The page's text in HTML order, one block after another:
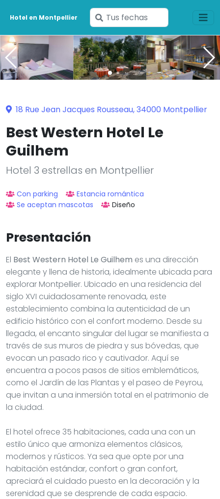
Hotel en Montpellier
Ingresa
tus
fechas
18 Rue Jean Jacques Rousseau, 34000 Montpellier
Best Western Hotel Le
Guilhem
Hotel 3 estrellas en Montpellier
Con parking
Estancia romántica
Se aceptan mascotas
Diseño
Presentación
El Best Western Hotel Le Guilhem es una dirección
elegante y llena de historia, idealmente ubicada para
explorar Montpellier. Ubicado en una residencia del
siglo XVI cuidadosamente renovada, este
establecimiento combina la autenticidad de un
edificio histórico con el confort moderno. Desde su
llegada, el encanto singular del lugar se manifiesta a
través de sus muros de piedra y sus bóvedas, que
evocan un pasado rico y cautivador. Aquí se
encuentra a pocos pasos de sitios emblemáticos,
como el Jardín de las Plantas y el paseo de Peyrou,
que invitan a una inmersión total en el patrimonio de
la ciudad.
El hotel ofrece 35 habitaciones, cada una con un
estilo único que armoniza elementos clásicos,
modernos y rústicos. Ya sea que opte por una
habitación estándar, confort o gran confort,
apreciará el cuidado puesto en la decoración y la
serenidad que se desprende de cada espacio.